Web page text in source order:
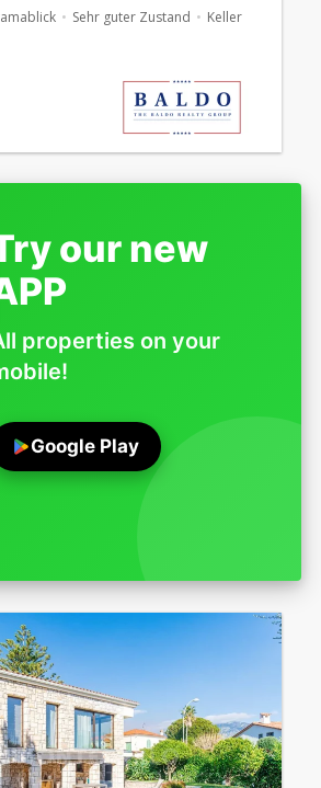
Sehr guter Zustand Keller
our new
properties on your
Google Play